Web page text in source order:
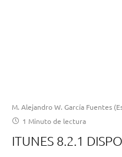
M. Alejandro W. García Fuentes
1 Minuto de lectura
ITUNES 8.2.1